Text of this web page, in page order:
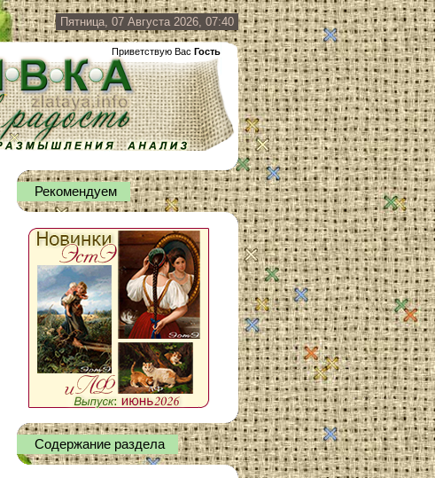
Пятница, 07 Августа 2026, 07:40
Приветствую Вас Гость
Рекомендуем
Содержание раздела